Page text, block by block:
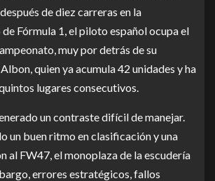
de diez carreras en la
Fórmula 1, el piloto español ocupa el
muy por detrás de su
quien ya acumula 42 unidades y ha
lugares consecutivos.
un contraste difícil de manejar.
un buen ritmo en clasificación y una
al FW47, el monoplaza de la escudería
errores estratégicos, fallos